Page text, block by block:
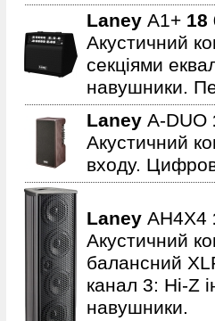
Laney A1+ 18
Акустичний
секціями
навушники.
Laney A-DUO
Акустичний
входу.
Laney AH4X4
Акустичний
балансний
канал 3: Hi-Z
навушники.